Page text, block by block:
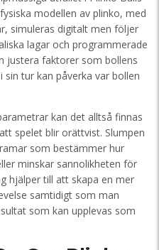
modellen av plinko, med
simuleras digitalt men följer
lagar och programmerade
justera faktorer som bollens
tur kan påverka var bollen
kan det alltså finnas
spelet blir orättvist. Slumpen
som bestämmer hur
minskar sannolikheten för
hjälper till att skapa en mer
samtidigt som man
som kan upplevas som